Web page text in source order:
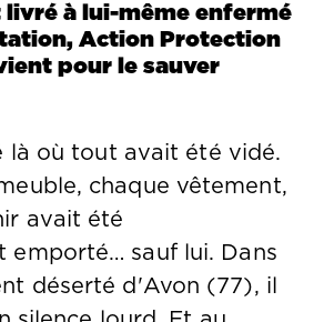
à lui-même enfermé
Action Protection
pour le sauver
là où tout avait été vidé.
chaque vêtement,
avait été
emporté… sauf lui. Dans
déserté d'Avon (77), il